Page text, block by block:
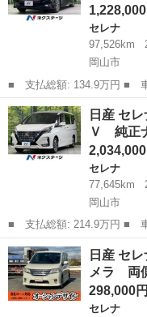
1,228,000
セレナ
97,526km
岡山市
■ 支払総額: 134.9万円 ■ 車両本体価格： 1,228,000 円 ■ メーカ
ー名： 日産 ■ 車種名：
ターＧ 純正ＳＤナビ 全周
ー 禁煙...
岡山 岡山市 セレナ
日産 セ
Ｖ 純正
2,034,000
セレナ
77,645km
岡山市
■ 支払総額: 214.9万円 ■ 車両本体価格： 2,034,000 円 ■ メーカ
ー名： 日産 ■ 車種名：
ハイウェイスターＶ 純正
ロット ...
岡山 岡山市 セレナ
日産 セ
メラ 両
298,000円
セレナ